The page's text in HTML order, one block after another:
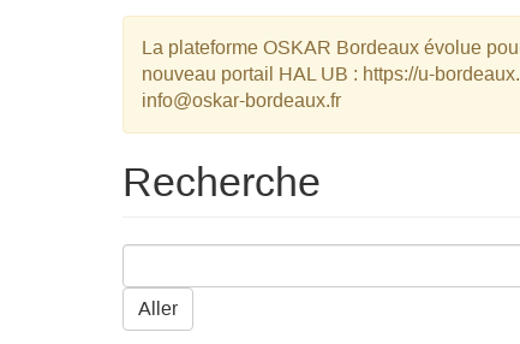
La plateforme OSKAR Bordeaux évolue
nouveau portail HAL UB : https://u-
info@oskar-bordeaux.fr
Recherche
Aller